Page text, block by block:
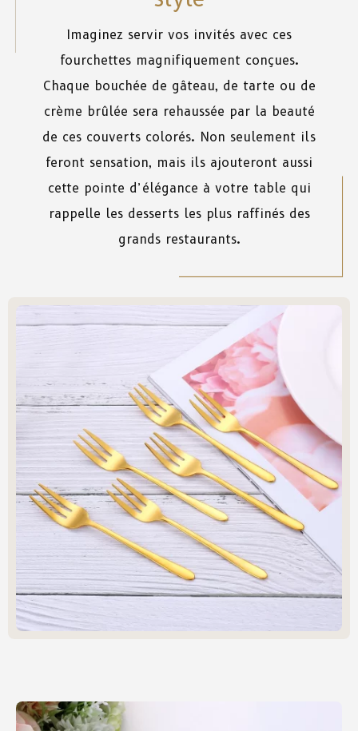
Imaginez servir vos invités avec ces
fourchettes magnifiquement conçues.
Chaque bouchée de gâteau, de tarte ou de
crème brûlée sera rehaussée par la beauté
de ces couverts colorés. Non seulement ils
feront sensation, mais ils ajouteront aussi
cette pointe d’élégance à votre table qui
rappelle les desserts les plus raffinés des
grands restaurants.